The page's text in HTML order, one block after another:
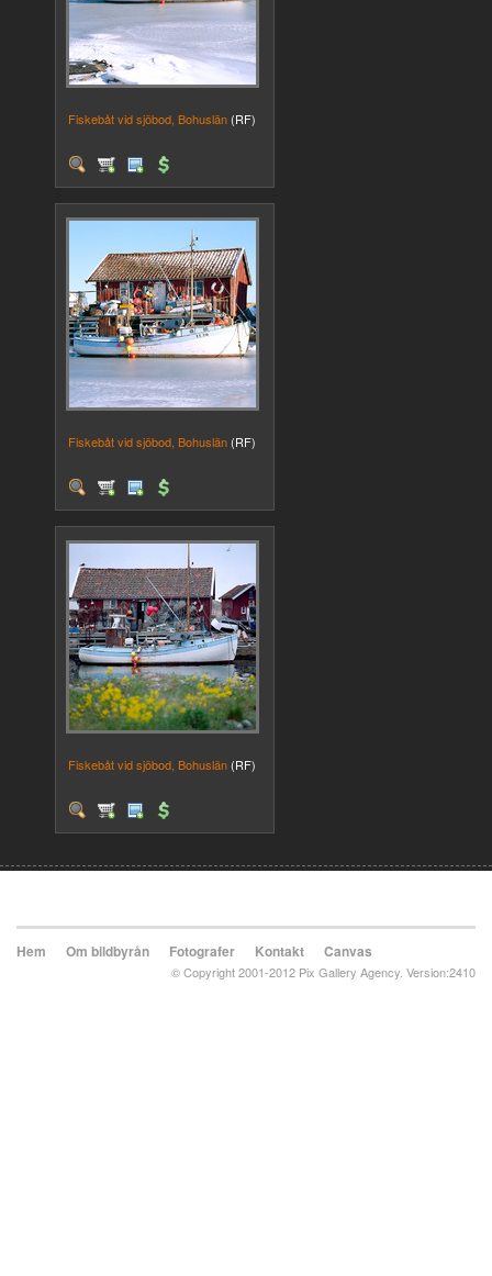
Fiskebåt vid sjöbod, Bohuslän (RF)
Fiskebåt vid sjöbod, Bohuslän (RF)
Fiskebåt vid sjöbod, Bohuslän (RF)
Hem Om bildbyrån Fotografer Kontakt Canvas
© Copyright 2001-2012 Pix Gallery Agency. Version:2410